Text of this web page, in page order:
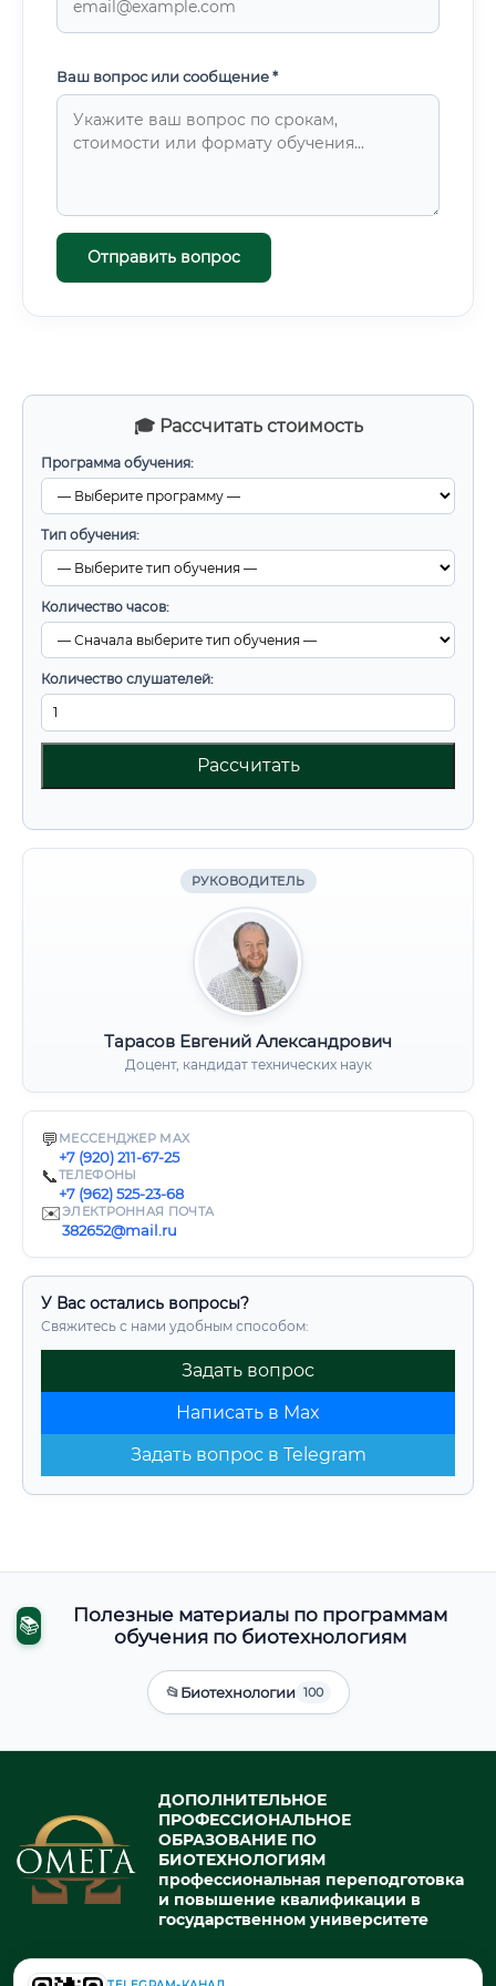
🎓 Рассчитать стоимость
Программа обучения:
Тип обучения:
Количество часов:
Количество слушателей:
Рассчитать
РУКОВОДИТЕЛЬ
Тарасов Евгений Александрович
Доцент, кандидат технических наук
💬 МЕССЕНДЖЕР MAX
+7 (920) 211-67-25
📞ТЕЛЕФОНЫ
+7 (962) 525-23-68
✉️ЭЛЕКТРОННАЯ ПОЧТА
382652@mail.ru
У Вас остались вопросы?
Свяжитесь с нами удобным способом:
Задать вопрос
Написать в Max
Задать вопрос в Telegram
📌 Минимальные требования к базовому образованию:
Для прохождения большинства курсов
высшего или среднего профессионального образования.
Ваш вопрос или сообщение *
Отправить вопрос
📚
Полезные материалы по программам
обучения по биотехнологиям
📂Биотехнологии 100
ДОПОЛНИТЕЛЬНОЕ
ПРОФЕССИОНАЛЬНОЕ
ОБРАЗОВАНИЕ ПО
БИОТЕХНОЛОГИЯМ
профессиональная переподготовка
и повышение квалификации в
государственном университете